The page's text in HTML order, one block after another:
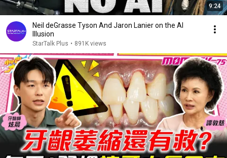
9:24
Neil deGrasse Tyson And Jaron Lanier on the AI
Illusion
StarTalk Plus • 891K views